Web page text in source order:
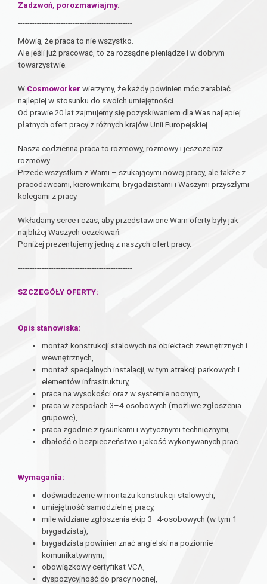
Zadzwoń, porozmawiajmy.
------------------------------------------------
Mówią, że praca to nie wszystko.
Ale jeśli już pracować, to za rozsądne pieniądze i w dobrym
towarzystwie.
W Cosmoworker wierzymy, że każdy powinien móc zarabiać
najlepiej w stosunku do swoich umiejętności.
Od prawie 20 lat zajmujemy się pozyskiwaniem dla Was najlepiej
płatnych ofert pracy z różnych krajów Unii Europejskiej.
Nasza codzienna praca to rozmowy, rozmowy i jeszcze raz
rozmowy.
Przede wszystkim z Wami – szukającymi nowej pracy, ale także z
pracodawcami, kierownikami, brygadzistami i Waszymi przyszłymi
kolegami z pracy.
Wkładamy serce i czas, aby przedstawione Wam oferty były jak
najbliżej Waszych oczekiwań.
Poniżej prezentujemy jedną z naszych ofert pracy.
------------------------------------------------
SZCZEGÓŁY OFERTY:
Opis stanowiska:
montaż konstrukcji stalowych na obiektach zewnętrznych i
wewnętrznych,
montaż specjalnych instalacji, w tym atrakcji parkowych i
elementów infrastruktury,
praca na wysokości oraz w systemie nocnym,
praca w zespołach 3–4-osobowych (możliwe zgłoszenia
grupowe),
praca zgodnie z rysunkami i wytycznymi technicznymi,
dbałość o bezpieczeństwo i jakość wykonywanych prac.
Wymagania:
doświadczenie w montażu konstrukcji stalowych,
umiejętność samodzielnej pracy,
mile widziane zgłoszenia ekip 3–4-osobowych (w tym 1
brygadzista),
brygadzista powinien znać angielski na poziomie
komunikatywnym,
obowiązkowy certyfikat VCA,
dyspozycyjność do pracy nocnej,